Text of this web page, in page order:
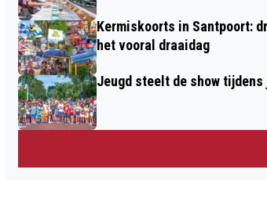
Kermiskoorts in Santpoort:
het vooral draaidag
Jeugd steelt de show